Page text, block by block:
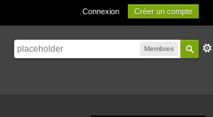
Connexion Créer un compte
Membres